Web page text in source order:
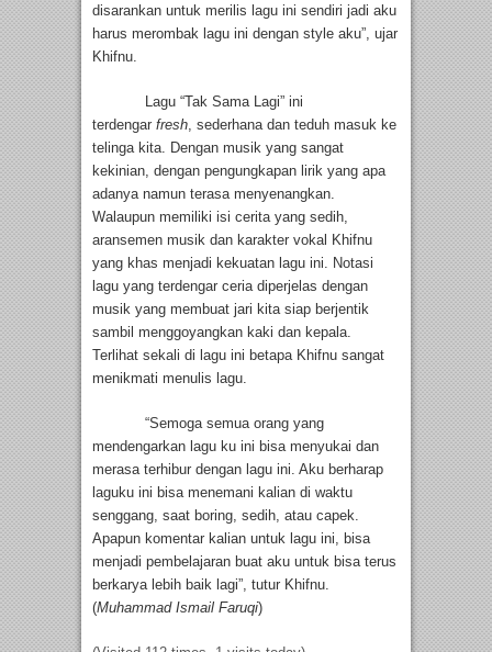
disarankan untuk merilis lagu ini sendiri jadi aku
harus merombak lagu ini dengan style aku”, ujar
Khifnu.
Lagu “Tak Sama Lagi” ini
terdengar fresh , sederhana dan teduh masuk ke
telinga kita. Dengan musik yang sangat
kekinian, dengan pengungkapan lirik yang apa
adanya namun terasa menyenangkan.
Walaupun memiliki isi cerita yang sedih,
aransemen musik dan karakter vokal Khifnu
yang khas menjadi kekuatan lagu ini. Notasi
lagu yang terdengar ceria diperjelas dengan
musik yang membuat jari kita siap berjentik
sambil menggoyangkan kaki dan kepala.
Terlihat sekali di lagu ini betapa Khifnu sangat
menikmati menulis lagu.
“Semoga semua orang yang
mendengarkan lagu ku ini bisa menyukai dan
merasa terhibur dengan lagu ini. Aku berharap
laguku ini bisa menemani kalian di waktu
senggang, saat boring, sedih, atau capek.
Apapun komentar kalian untuk lagu ini, bisa
menjadi pembelajaran buat aku untuk bisa terus
berkarya lebih baik lagi”, tutur Khifnu.
(Muhammad Ismail Faruqi)